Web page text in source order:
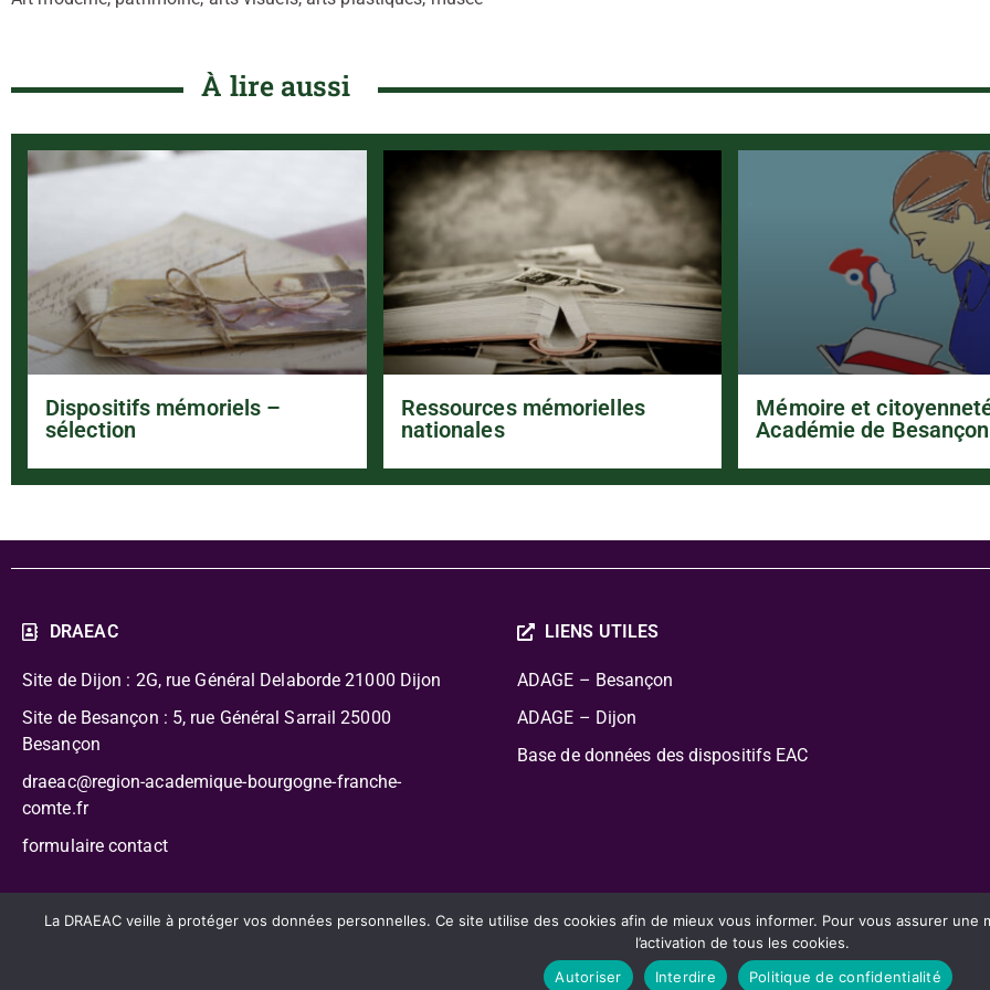
À lire aussi
Dispositifs mémoriels –
sélection
Ressources mémorielles
nationales
Mémoire et
Académie de Besançon
DRAEAC
Site de Dijon : 2G, rue Général Delaborde 21000 Dijon
Site de Besançon : 5, rue Général Sarrail 25000
Besançon
draeac@region-academique-bourgogne-franche-
comte.fr
formulaire contact
LIENS UTILES
ADAGE – Besançon
ADAGE – Dijon
Base de données des dispositifs EAC
La DRAEAC veille à protéger vos données personnelles. Ce site utilise des cookies afin de mieux vous informer. Pour vous assurer
l’activation de tous les cookies.
Autoriser
Interdire Politique de confidentialité